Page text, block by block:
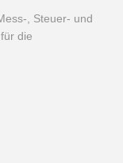
, Steuer- und
die